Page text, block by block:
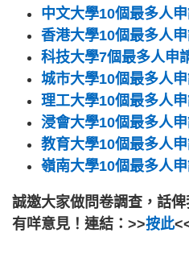
中文大學10個最多人
香港大學10個最多人
科技大學7個最多人申
城市大學10個最多人
理工大學10個最多人
浸會大學10個最多人
教育大學10個最多人
嶺南大學10個最多人
誠邀大家做問卷調查，話俾
有咩意見！連結：>>按此